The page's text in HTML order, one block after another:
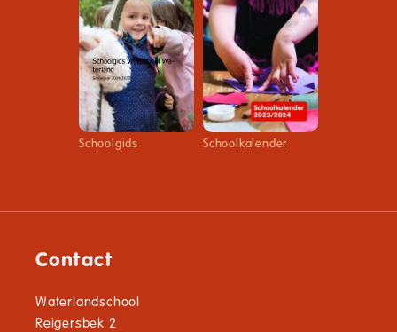
Schoolgids Schoolkalender
Contact
Waterlandschool
Reigersbek 2